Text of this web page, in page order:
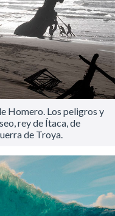
Homero. Los peligros y
rey de Ítaca, de
de Troya.